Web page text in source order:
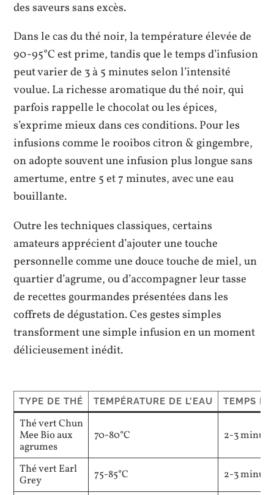
des saveurs sans excès.
Dans le cas du thé noir, la température élevée de
90-95°C est prime, tandis que le temps d’infusion
peut varier de 3 à 5 minutes selon l’intensité
voulue. La richesse aromatique du thé noir, qui
parfois rappelle le chocolat ou les épices,
s’exprime mieux dans ces conditions. Pour les
infusions comme le rooibos citron & gingembre,
on adopte souvent une infusion plus longue sans
amertume, entre 5 et 7 minutes, avec une eau
bouillante.
Outre les techniques classiques, certains
amateurs apprécient d’ajouter une touche
personnelle comme une douce touche de miel, un
quartier d’agrume, ou d’accompagner leur tasse
de recettes gourmandes présentées dans les
coffrets de dégustation. Ces gestes simples
transforment une simple infusion en un moment
délicieusement inédit.
TYPE DE THÉ TEMPÉRATURE DE L’EAU TEMPS
Thé vert Chun
Mee Bio aux
agrumes
70-80°C 2-3
Thé vert Earl
Grey
75-85°C
2-3